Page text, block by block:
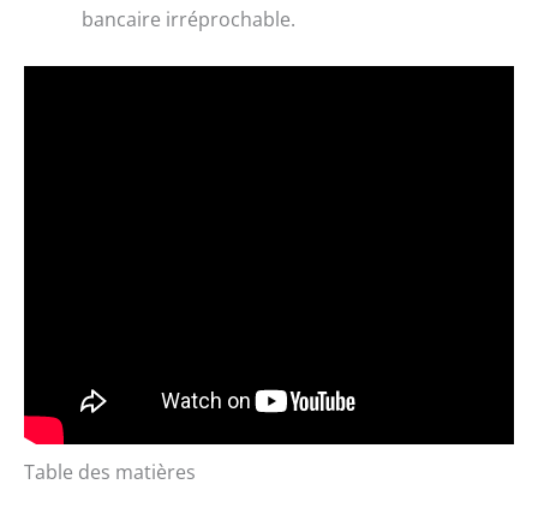
bancaire irréprochable.
Table des matières